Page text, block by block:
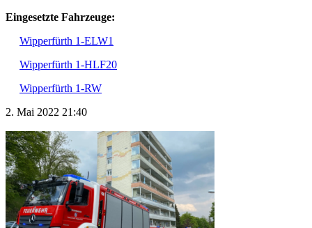
Eingesetzte Fahrzeuge:
Wipperfürth 1-ELW1
Wipperfürth 1-HLF20
Wipperfürth 1-RW
2. Mai 2022 21:40